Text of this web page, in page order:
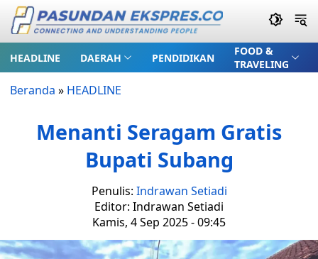
HEADLINE DAERAH PENDIDIKAN
FOOD &
TRAVELING
Beranda » HEADLINE
Menanti Seragam Gratis
Bupati Subang
Penulis: Indrawan Setiadi
Editor: Indrawan Setiadi
Kamis, 4 Sep 2025 - 09:45